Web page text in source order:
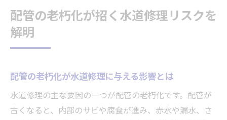
配管の老朽化が招く水道修理リスクを
解明
配管の老朽化が水道修理に与える影響とは
水道修理の主な要因の一つが配管の老朽化です。配管が
古くなると、内部のサビや腐食が進み、赤水や漏水、さ